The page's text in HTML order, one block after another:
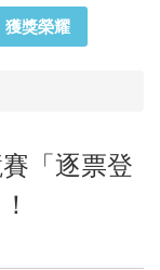
獲獎榮耀
「逐票登